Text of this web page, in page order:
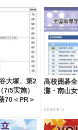
大塚、第2
5実施）
70＜PR＞
高校囲碁
灘・南山
2026.8.5